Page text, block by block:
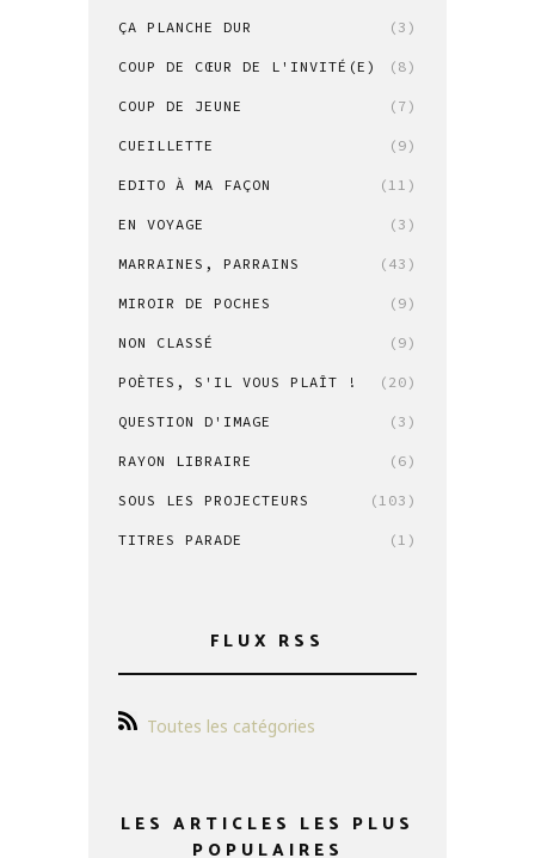
ÇA PLANCHE DUR (3)
COUP DE CŒUR DE L'INVITÉ(E) (8)
COUP DE JEUNE (7)
CUEILLETTE (9)
EDITO À MA FAÇON (11)
EN VOYAGE (3)
MARRAINES, PARRAINS (43)
MIROIR DE POCHES (9)
NON CLASSÉ (9)
POÈTES, S'IL VOUS PLAÎT ! (20)
QUESTION D'IMAGE (3)
RAYON LIBRAIRE (6)
SOUS LES PROJECTEURS (103)
TITRES PARADE (1)
FLUX RSS
Toutes les catégories
LES ARTICLES LES PLUS
POPULAIRES